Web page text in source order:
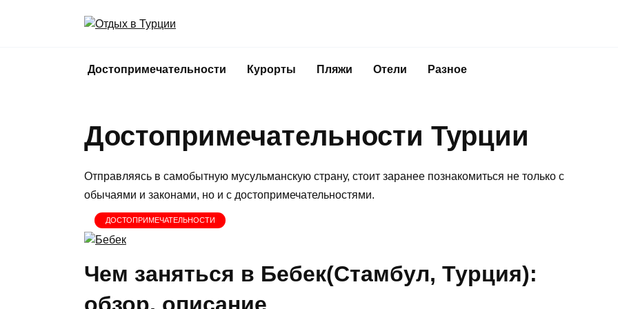
Достопримечательности Курорты Пляжи Отели Разное
Достопримечательности Турции
Отправляясь в самобытную мусульманскую страну, стоит заранее познакомиться не только с
обычаями и законами, но и с достопримечательностями.
ДОСТОПРИМЕЧАТЕЛЬНОСТИ
Чем заняться в Бебек(Стамбул, Турция):